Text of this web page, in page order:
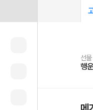
선
행
선
메
여름
메
강
스
설
메가
3일
메가
메
사회
희